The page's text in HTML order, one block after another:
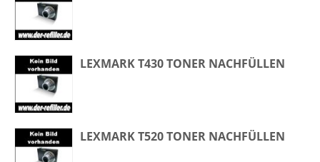
LEXMARK T430 TONER NACHFÜLLEN
LEXMARK T520 TONER NACHFÜLLEN